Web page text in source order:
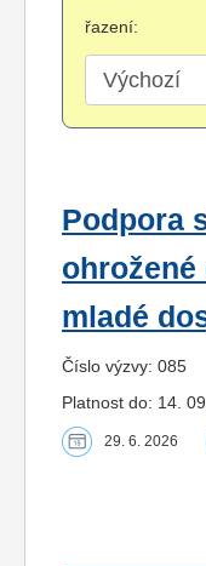
řazení:
Podpora
mladé
Číslo výzvy: 085
Platnost do: 14.
29. 6. 2026